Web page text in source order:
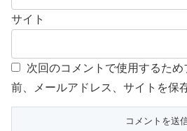
サイト
次回のコメントで使用するた
前、メールアドレス、サイトを保